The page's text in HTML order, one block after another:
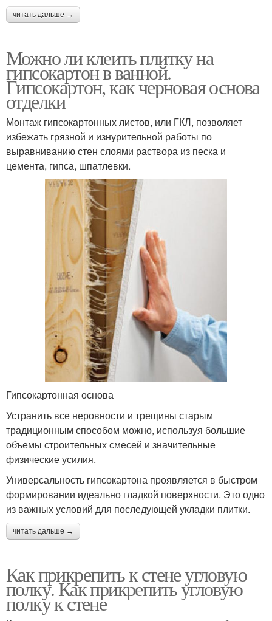
читать дальше →
Можно ли клеить плитку на
гипсокартон в ванной.
Гипсокартон, как черновая основа
отделки
Монтаж гипсокартонных листов, или ГКЛ, позволяет
избежать грязной и изнурительной работы по
выравниванию стен слоями раствора из песка и
цемента, гипса, шпатлевки.
Гипсокартонная основа
Устранить все неровности и трещины старым
традиционным способом можно, используя большие
объемы строительных смесей и значительные
физические усилия.
Универсальность гипсокартона проявляется в быстром
формировании идеально гладкой поверхности. Это одно
из важных условий для последующей укладки плитки.
читать дальше →
Как прикрепить к стене угловую
полку. Как прикрепить угловую
полку к стене